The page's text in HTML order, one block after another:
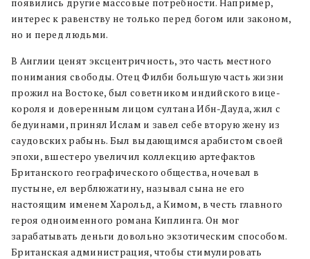
интерес к равенству не только перед богом или законом,
но и перед людьми.
В Англии ценят эксцентричность, это часть местного
понимания свободы. Отец Филби большую часть жизни
прожил на Востоке, был советником индийского вице-
короля и доверенным лицом султана Ибн-Дауда, жил с
бедуинами, принял Ислам и завел себе вторую жену из
саудовских рабынь. Был выдающимся арабистом своей
эпохи, вшестеро увеличил коллекцию артефактов
Британского географического общества, ночевал в
пустыне, ел верблюжатину, называл сына не его
настоящим именем Харольд, а Кимом, в честь главного
героя одноименного романа Киплинга. Он мог
зарабатывать деньги довольно экзотическим способом.
Британская администрация, чтобы стимулировать